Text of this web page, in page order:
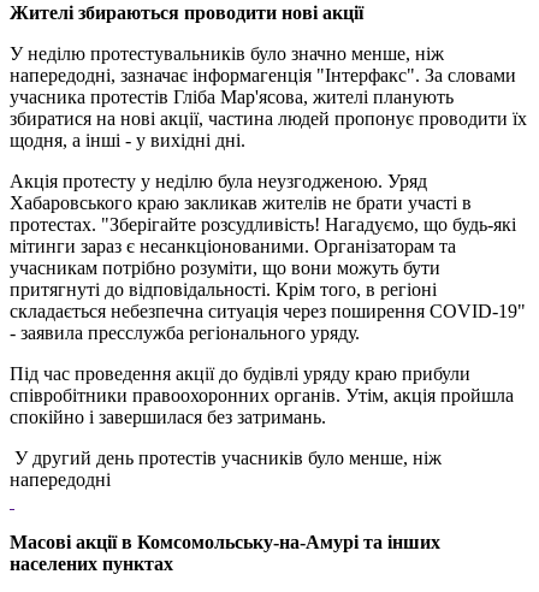
Жителі збираються проводити нові акції
У неділю протестувальників було значно менше, ніж
напередодні, зазначає інформагенція "Інтерфакс". За словами
учасника протестів Гліба Мар'ясова, жителі планують
збиратися на нові акції, частина людей пропонує проводити їх
щодня, а інші - у вихідні дні.
Акція протесту у неділю була неузгодженою. Уряд
Хабаровського краю закликав жителів не брати участі в
протестах. "Зберігайте розсудливість! Нагадуємо, що будь-які
мітинги зараз є несанкціонованими. Організаторам та
учасникам потрібно розуміти, що вони можуть бути
притягнуті до відповідальності. Крім того, в регіоні
складається небезпечна ситуація через поширення COVID-19"
- заявила пресслужба регіонального уряду.
Під час проведення акції до будівлі уряду краю прибули
співробітники правоохоронних органів. Утім, акція пройшла
спокійно і завершилася без затримань.
У другий день протестів учасників було менше, ніж
напередодні
Масові акції в Комсомольську-на-Амурі та інших
населених пунктах